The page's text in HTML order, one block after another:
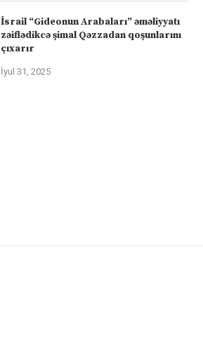
İsrail “Gideonun Arabaları” əməliyyatı
zəiflədikcə şimal Qəzzadan qoşunlarını
çıxarır
İyul 31, 2025